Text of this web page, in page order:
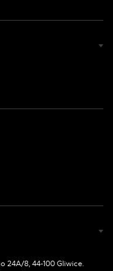
24A/8, 44-100 Gliwice.